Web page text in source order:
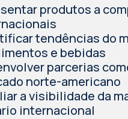
produtos a
tendências do
e bebidas
parcerias
norte-americano
a visibilidade da
internacional